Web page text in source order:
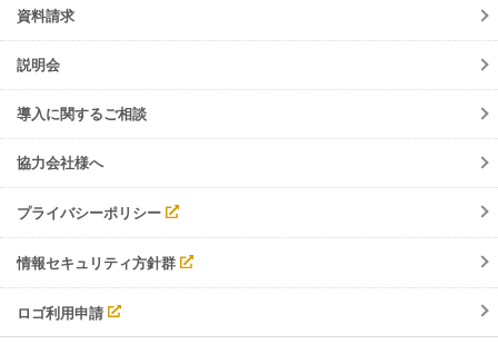
調整会議
資料請求
説明会
導入に関するご相談
協力会社様へ
プライバシーポリシー
情報セキュリティ方針群
ロゴ利用申請